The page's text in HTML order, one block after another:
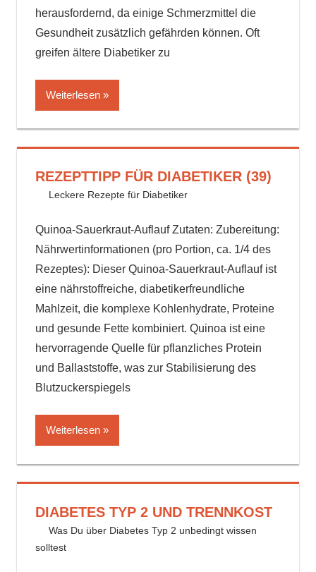
herausfordernd, da einige Schmerzmittel die
Gesundheit zusätzlich gefährden können. Oft
greifen ältere Diabetiker zu
Weiterlesen
REZEPTTIPP FÜR DIABETIKER (39)
17. August 2024
delta_invest
Leckere Rezepte für Diabetiker
Quinoa-Sauerkraut-Auflauf Zutaten: Zubereitung:
Nährwertinformationen (pro Portion, ca. 1/4 des
Rezeptes): Dieser Quinoa-Sauerkraut-Auflauf ist
eine nährstoffreiche, diabetikerfreundliche
Mahlzeit, die komplexe Kohlenhydrate, Proteine
und gesunde Fette kombiniert. Quinoa ist eine
hervorragende Quelle für pflanzliches Protein
und Ballaststoffe, was zur Stabilisierung des
Blutzuckerspiegels
Weiterlesen
DIABETES TYP 2 UND TRENNKOST
14. August 2024
delta_invest
Was Du über Diabetes Typ 2 unbedingt wissen
solltest